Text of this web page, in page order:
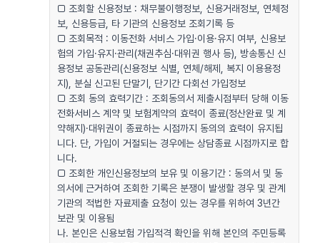
□ 조회할 신용정보 : 채무불이행정보, 신용거래정보, 연체정
보, 신용등급, 타 기관의 신용정보 조회기록 등
□ 조회목적 : 이동전화 서비스 가입·이용·유지 여부, 신용보
험의 가입·유지·관리(채권추심·대위권 행사 등), 방송통신 신
용정보 공동관리(신용정보 식별, 연체/해제, 복지 이용용정
지), 분실 신고된 단말기, 단기간 다회선 가입정보
□ 조회 동의 효력기간 : 조회동의서 제출시점부터 당해 이동
전화서비스 계약 및 보험계약의 효력이 종료(정산완료 및 계
약해지)·대위권이 종료하는 시점까지 동의의 효력이 유지됩
니다. 단, 가입이 거절되는 경우에는 상담종료 시점까지로 합
니다.
□ 조회한 개인신용정보의 보유 및 이용기간 : 동의서 및 동
의서에 근거하여 조회한 기록은 분쟁이 발생할 경우 및 관계
기관의 적법한 자료제출 요청이 있는 경우를 위하여 3년간
보관 및 이용됨
나. 본인은 신용보험 가입적격 확인을 위해 본인의 주민등록